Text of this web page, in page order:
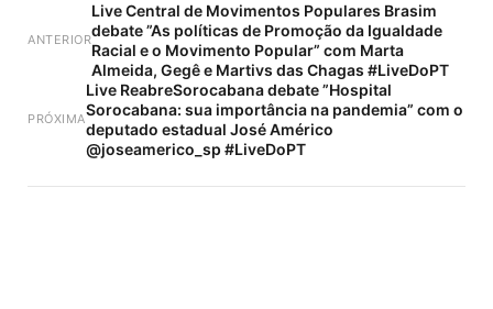
ANTERIOR
Live Central de Movimentos Populares Brasim
debate ”As políticas de Promoção da Igualdade
Racial e o Movimento Popular” com Marta
Almeida, Gegê e Martivs das Chagas #LiveDoPT
PRÓXIMA
Live ReabreSorocabana debate ”Hospital
Sorocabana: sua importância na pandemia” com o
deputado estadual José Américo
@joseamerico_sp #LiveDoPT